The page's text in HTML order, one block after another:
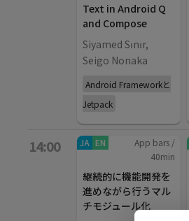
Text in Android Q
and Compose
Siyamed Sınır,
Seigo Nonaka
Android Frameworkと
Jetpack
14:00 JA EN App bars /
40min
継続的に機能開発を
進めながら行うマル
チモジュール化